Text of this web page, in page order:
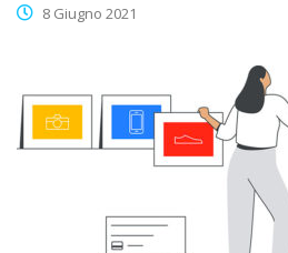
8 Giugno 2021